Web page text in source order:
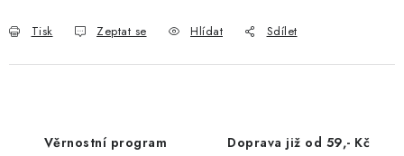
Tisk Zeptat se Hlídat Sdílet
Věrnostní program Doprava již od 59,- Kč